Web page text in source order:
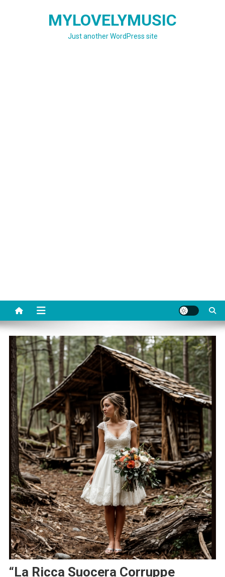
MYLOVELYMUSIC
Just another WordPress site
“La Ricca Suocera Corruppe